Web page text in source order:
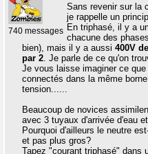
740 messages
Sans revenir sur la
je rappelle un
En triphasé, il y a
chacune des
bien), mais il y a aussi 400V
par 2 . Je parle de ce qu'on
Je vous laisse imaginer ce
connectés dans la même
tension......
Beaucoup de novices
avec 3 tuyaux d'arrivée d'eau
Pourquoi d'ailleurs le neutre
et pas plus gros?
Tapez "courant triphasé" dans